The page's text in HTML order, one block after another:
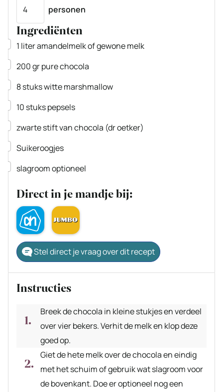
personen
Ingrediënten
▢
1 literamandelmelkof gewone melk
▢
200grpure chocola
▢
8stukswitte marshmallow
▢
10 stukspepsels
▢
zwarte stiftvan chocola (dr oetker)
▢
Suikeroogjes
▢
slagroomoptioneel
Direct in je mandje bij:
Stel direct je vraag over dit recept
Instructies
Breek de chocola in kleine stukjes en verdeel
over vier bekers. Verhit de melk en klop deze
goed op.
Giet de hete melk over de chocola en eindig
met het schuim of gebruik wat slagroom voor
de bovenkant. Doe er optioneel nog een